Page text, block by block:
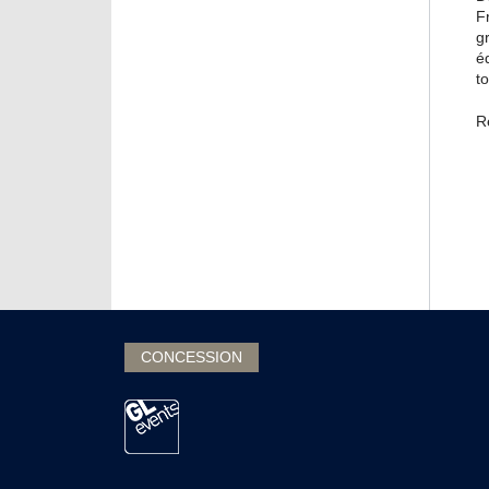
CONCESSION